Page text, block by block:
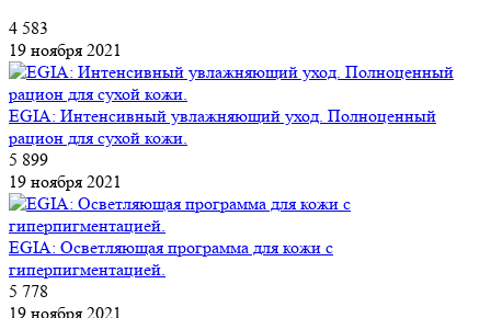
4 583
19 ноября 2021
EGIA: Интенсивный увлажняющий уход. Полноценный
рацион для сухой кожи.
5 899
19 ноября 2021
EGIA: Осветляющая программа для кожи с
гиперпигментацией.
5 778
19 ноября 2021